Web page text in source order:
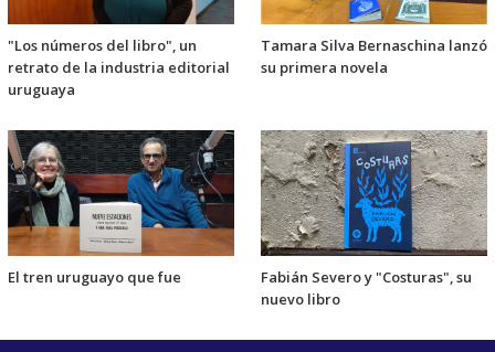
"Los números del libro", un
retrato de la industria editorial
uruguaya
Tamara Silva Bernaschina lanzó
su primera novela
El tren uruguayo que fue
Fabián Severo y "Costuras", su
nuevo libro